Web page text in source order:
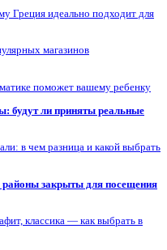
Греция идеально подходит для
магазинов
поможет вашему ребенку
будут ли приняты реальные
в чем разница и какой выбрать
закрыты для посещения
классика — как выбрать в